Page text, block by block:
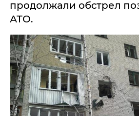
продолжали обстрел
АТО.